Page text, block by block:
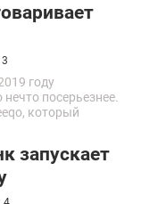
3
году
посерьезнее.
который
запускает